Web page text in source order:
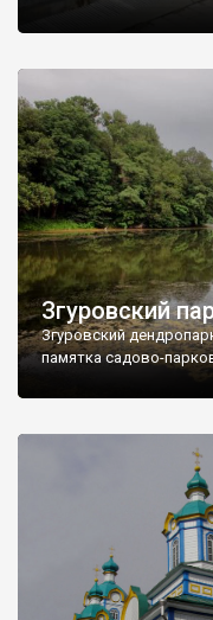
Згуровский
Згуровский
памятка садово-